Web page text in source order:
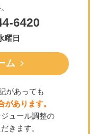
6420
曜日
ム
があっても
あります。
ュール調整の
きます。